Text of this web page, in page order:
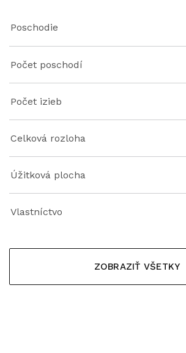
Poschodie
Počet poschodí
Počet izieb
Celková rozloha
Úžitková plocha
Vlastníctvo
ZOBRAZIŤ VŠETKY